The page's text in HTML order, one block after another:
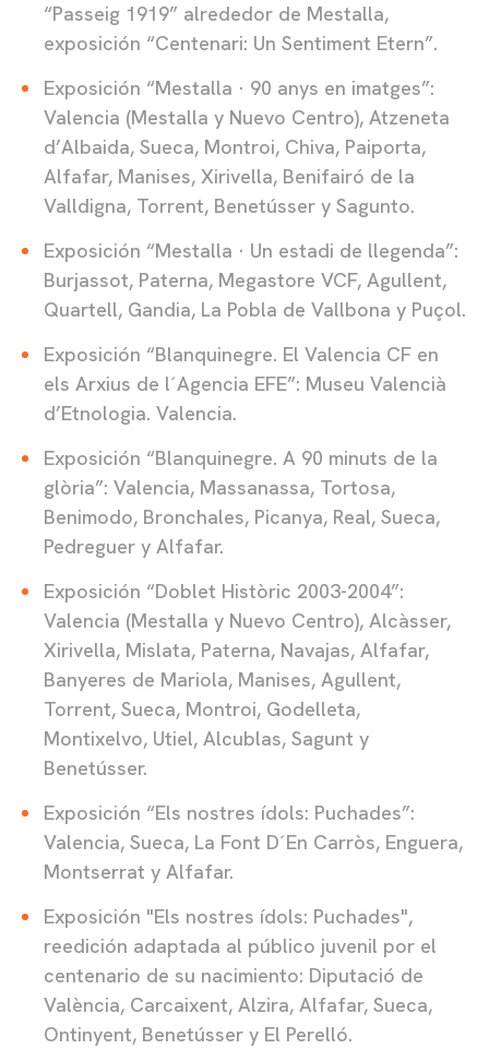
“Passeig 1919” alrededor de Mestalla,
exposición “Centenari: Un Sentiment Etern”.
Exposición “Mestalla · 90 anys en imatges”:
Valencia (Mestalla y Nuevo Centro), Atzeneta
d’Albaida, Sueca, Montroi, Chiva, Paiporta,
Alfafar, Manises, Xirivella, Benifairó de la
Valldigna, Torrent, Benetússer y Sagunto.
Exposición “Mestalla · Un estadi de llegenda”:
Burjassot, Paterna, Megastore VCF, Agullent,
Quartell, Gandia, La Pobla de Vallbona y Puçol.
Exposición “Blanquinegre. El Valencia CF en
els Arxius de l´Agencia EFE”: Museu Valencià
d’Etnologia. Valencia.
Exposición “Blanquinegre. A 90 minuts de la
glòria”: Valencia, Massanassa, Tortosa,
Benimodo, Bronchales, Picanya, Real, Sueca,
Pedreguer y Alfafar.
Exposición “Doblet Històric 2003-2004”:
Valencia (Mestalla y Nuevo Centro), Alcàsser,
Xirivella, Mislata, Paterna, Navajas, Alfafar,
Banyeres de Mariola, Manises, Agullent,
Torrent, Sueca, Montroi, Godelleta,
Montixelvo, Utiel, Alcublas, Sagunt y
Benetússer.
Exposición “Els nostres ídols: Puchades”:
Valencia, Sueca, La Font D´En Carròs, Enguera,
Montserrat y Alfafar.
Exposición "Els nostres ídols: Puchades",
reedición adaptada al público juvenil por el
centenario de su nacimiento: Diputació de
València, Carcaixent, Alzira, Alfafar, Sueca,
Ontinyent, Benetússer y El Perelló.